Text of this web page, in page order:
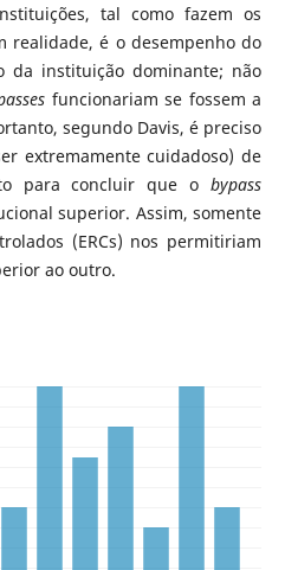
tal como fazem os
realidade, é o desempenho do
da instituição dominante; não
funcionariam se fossem a
segundo Davis, é preciso
extremamente cuidadoso) de
para concluir que obypass
superior. Assim, somente
(ERCs) nos permitiriam
ao outro.